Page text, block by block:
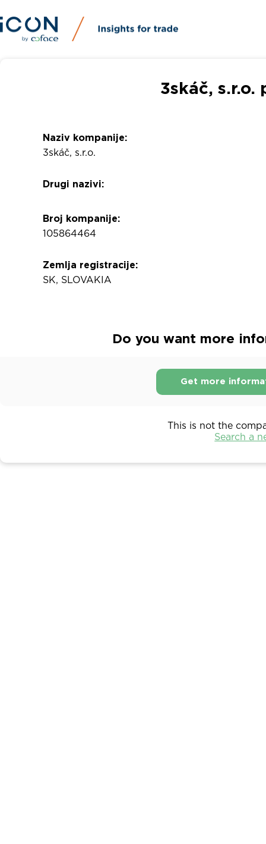
3skáč,
Naziv kompanije:
3skáč, s.r.o.
Drugi nazivi:
Broj kompanije:
105864464
Zemlja registracije:
SK, SLOVAKIA
Do you want more
Get more
This is not the
Search a